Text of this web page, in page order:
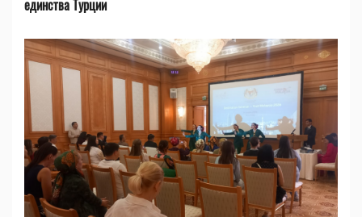
единства Турции